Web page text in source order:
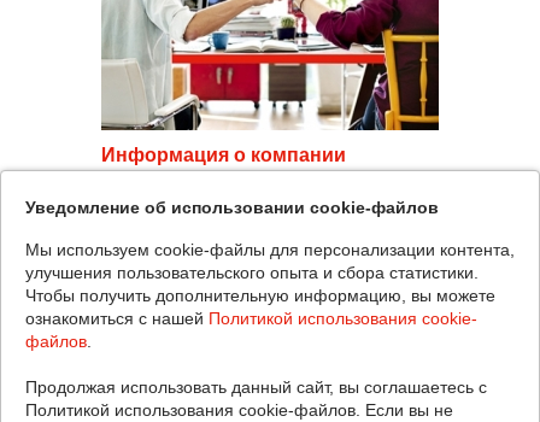
Информация о компании
системных интеграторов в России.
корпоративной ИТ-инфраструктуры
Уведомление об использовании cookie-файлов
Мы используем cookie-файлы для персонализации контента,
улучшения пользовательского опыта и сбора статистики.
Чтобы получить дополнительную информацию, вы можете
ознакомиться с нашей Политикой использования cookie-
файлов
Продолжая использовать данный сайт, вы соглашаетесь с
Политикой использования cookie-файлов. Если вы не